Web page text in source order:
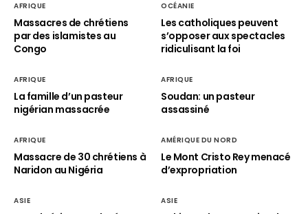
AFRIQUE
Massacres de chrétiens
par des islamistes au
Congo
OCÉANIE
Les catholiques peuvent
s’opposer aux spectacles
ridiculisant la foi
AFRIQUE
La famille d’un pasteur
nigérian massacrée
AFRIQUE
Soudan: un pasteur
assassiné
AFRIQUE
Massacre de 30 chrétiens à
Naridon au Nigéria
AMÉRIQUE DU NORD
Le Mont Cristo Rey menacé
d’expropriation
ASIE ASIE